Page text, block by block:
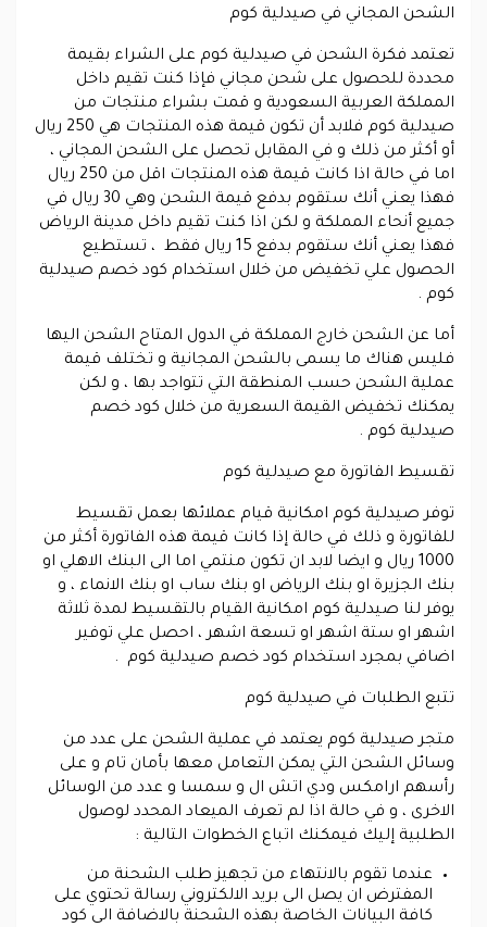
الشحن المجاني في صيدلية كوم
تعتمد فكرة الشحن في صيدلية كوم على الشراء بقيمة
محددة للحصول على شحن مجاني فإذا كنت تقيم داخل
المملكة العربية السعودية و قمت بشراء منتجات من
صيدلية كوم فلابد أن تكون قيمة هذه المنتجات هي 250 ريال
أو أكثر من ذلك و في المقابل تحصل على الشحن المجاني ،
اما في حالة اذا كانت قيمة هذه المنتجات اقل من 250 ريال
فهذا يعني أنك ستقوم بدفع قيمة الشحن وهي 30 ريال في
جميع أنحاء المملكة و لكن اذا كنت تقيم داخل مدينة الرياض
فهذا يعني أنك ستقوم بدفع 15 ريال فقط ، تستطيع
الحصول علي تخفيض من خلال استخدام كود خصم صيدلية
كوم .
أما عن الشحن خارج المملكة في الدول المتاح الشحن اليها
فليس هناك ما يسمى بالشحن المجانية و تختلف قيمة
عملية الشحن حسب المنطقة التي تتواجد بها ، و لكن
يمكنك تخفيض القيمة السعرية من خلال كود خصم
صيدلية كوم .
تقسيط الفاتورة مع صيدلية كوم
توفر صيدلية كوم امكانية قيام عملائها بعمل تقسيط
للفاتورة و ذلك في حالة إذا كانت قيمة هذه الفاتورة أكثر من
1000 ريال و ايضا لابد ان تكون منتمي اما الى البنك الاهلي او
بنك الجزيرة او بنك الرياض او بنك ساب او بنك الانماء ، و
يوفر لنا صيدلية كوم امكانية القيام بالتقسيط لمدة ثلاثة
اشهر او ستة اشهر او تسعة اشهر ، احصل علي توفير
اضافي بمجرد استخدام كود خصم صيدلية كوم .
تتبع الطلبات في صيدلية كوم
متجر صيدلية كوم يعتمد في عملية الشحن على عدد من
وسائل الشحن التي يمكن التعامل معها بأمان تام و على
رأسهم ارامكس ودي اتش ال و سمسا و عدد من الوسائل
الاخرى ، و في حالة اذا لم تعرف الميعاد المحدد لوصول
الطلبية إليك فيمكنك اتباع الخطوات التالية :
عندما تقوم بالانتهاء من تجهيز طلب الشحنة من
المفترض ان يصل الى بريد الالكتروني رسالة تحتوي على
كافة البيانات الخاصة بهذه الشحنة بالاضافة الى كود